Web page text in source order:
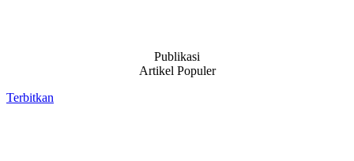
Publikasi
Artikel Populer
Terbitkan